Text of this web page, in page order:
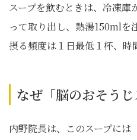
スープを飲むときは、冷凍庫
って取り出し、熱湯150mlを
摂る頻度は１日最低１杯、時
なぜ「脳のおそう
内野院長は、このスープに